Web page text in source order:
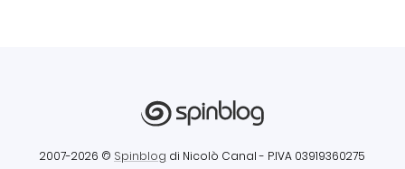
2007-2026 © Spinblog di Nicolò Canal - P.IVA 03919360275